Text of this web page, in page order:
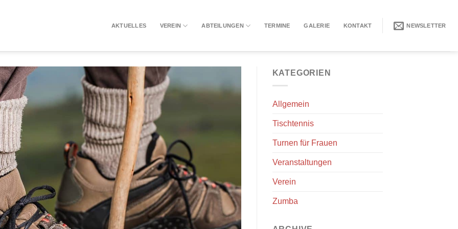
AKTUELLES VEREIN ABTEILUNGEN TERMINE GALERIE KONTAKT NEWSLETTER
KATEGORIEN
Allgemein
Tischtennis
Turnen für Frauen
Veranstaltungen
Verein
Zumba